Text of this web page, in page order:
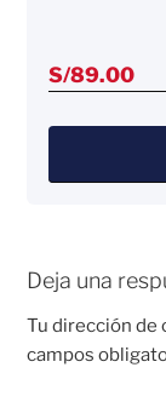
S/89.00
Deja una
Tu dirección de
campos